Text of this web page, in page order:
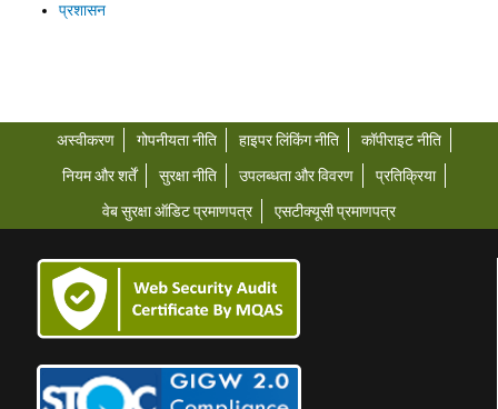
प्रशासन
अस्वीकरण गोपनीयता नीति हाइपर लिंकिंग नीति
कॉपीराइट नीति
नियम और शर्तें
सुरक्षा नीति उपलब्धता और विवरण
प्रतिक्रिया
वेब सुरक्षा ऑडिट प्रमाणपत्र
एसटीक्यूसी प्रमाणपत्र